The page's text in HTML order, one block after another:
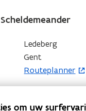
Ledeberg
Gent
Routeplanner
o
p
om uw